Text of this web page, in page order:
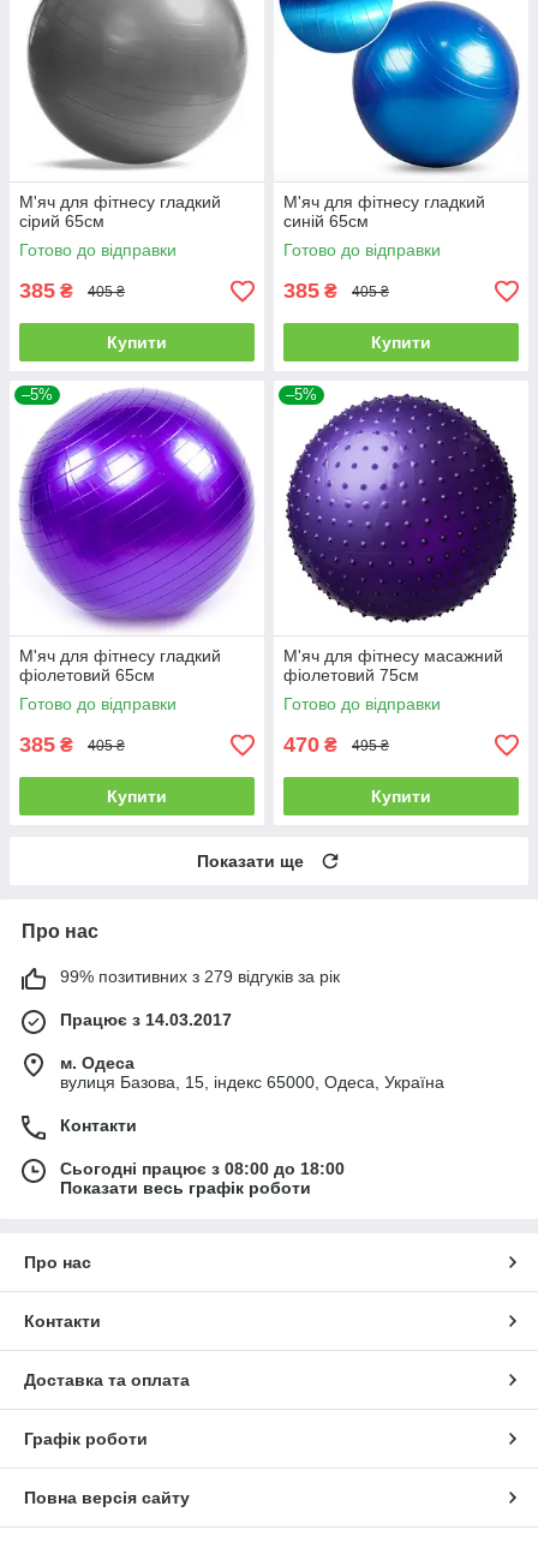
М'яч для фітнесу гладкий
сірий 65см
Готово до відправки
385 ₴ 405 ₴
Купити
М'яч для фітнесу гладкий
синій 65см
Готово до відправки
385 ₴ 405 ₴
Купити
–5%
М'яч для фітнесу гладкий
фіолетовий 65см
Готово до відправки
385 ₴ 405 ₴
Купити
–5%
М'яч для фітнесу масажний
фіолетовий 75см
Готово до відправки
470 ₴ 495 ₴
Купити
Показати ще
Про нас
99% позитивних з 279 відгуків за рік
Працює з 14.03.2017
м. Одеса
вулиця Базова, 15, індекс 65000, Одеса, Україна
Контакти
Сьогодні працює з 08:00 до 18:00
Показати весь графік роботи
Про нас
Контакти
Доставка та оплата
Графік роботи
Повна версія сайту